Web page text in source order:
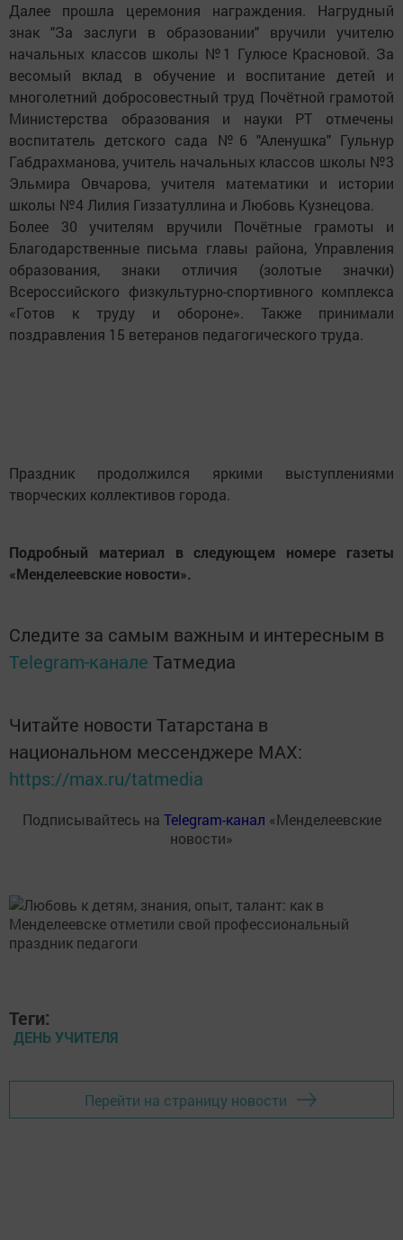
Далее прошла церемония награждения. Нагрудный
знак "За заслуги в образовании" вручили учителю
начальных классов школы №1 Гулюсе Красновой. За
весомый вклад в обучение и воспитание детей и
многолетний добросовестный труд Почётной грамотой
Министерства образования и науки РТ отмечены
воспитатель детского сада №6 "Аленушка" Гульнур
Габдрахманова, учитель начальных классов школы №3
Эльмира Овчарова, учителя математики и истории
школы №4 Лилия Гиззатуллина и Любовь Кузнецова.
Более 30 учителям вручили Почётные грамоты и
Благодарственные письма главы района, Управления
образования, знаки отличия (золотые значки)
Всероссийского физкультурно-спортивного комплекса
«Готов к труду и обороне». Также принимали
поздравления 15 ветеранов педагогического труда.
Праздник продолжился яркими выступлениями
творческих коллективов города.
Подробный материал в следующем номере газеты
«Менделеевские новости».
Следите за самым важным и интересным в
Telegram-канале Татмедиа
Читайте новости Татарстана в
национальном мессенджере MАХ:
https://max.ru/tatmedia
Подписывайтесь на Telegram-канал «Менделеевские
новости»
Теги:
ДЕНЬ УЧИТЕЛЯ
Перейти на страницу новости